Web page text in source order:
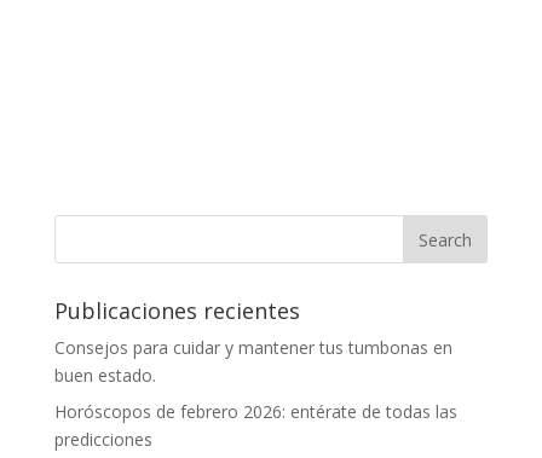
Publicaciones recientes
Consejos para cuidar y mantener tus tumbonas en
buen estado.
Horóscopos de febrero 2026: entérate de todas las
predicciones